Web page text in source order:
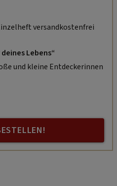
versandkostenfrei
Lebens“
und kleine Entdeckerinnen